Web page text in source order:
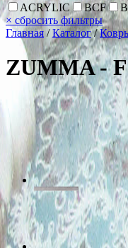
ACRYLIC
BCF
× сбросить фильтры
Главная /Каталог/
ZUMMA -